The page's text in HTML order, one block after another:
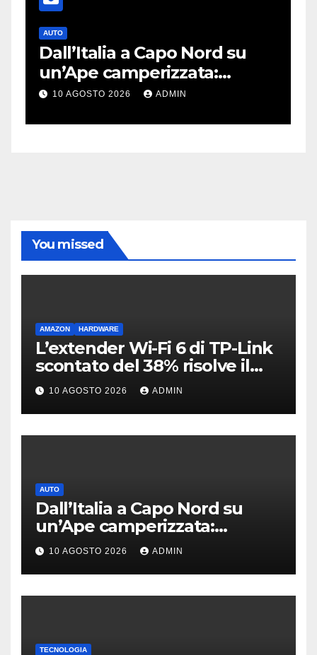
AUTO
Dall’Italia a Capo Nord su
un’Ape camperizzata:
l’incredibile impresa di
10 AGOSTO 2026 ADMIN
You missed
AMAZON HARDWARE
L’extender Wi-Fi 6 di TP-Link
scontato del 38% risolve il
problema delle zone morte
10 AGOSTO 2026 ADMIN
AUTO
Dall’Italia a Capo Nord su
un’Ape camperizzata:
l’incredibile impresa di
Francesco
10 AGOSTO 2026 ADMIN
TECNOLOGIA